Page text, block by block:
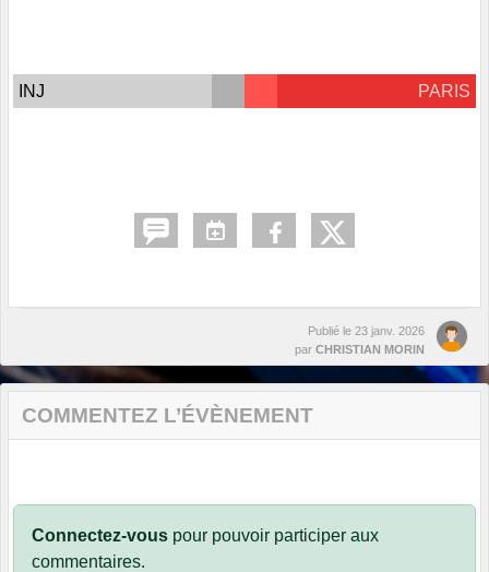
INJ PARIS
Publié le 23 janv. 2026
par CHRISTIAN MORIN
COMMENTEZ L’ÉVÈNEMENT
Connectez-vous pour pouvoir participer aux
commentaires.